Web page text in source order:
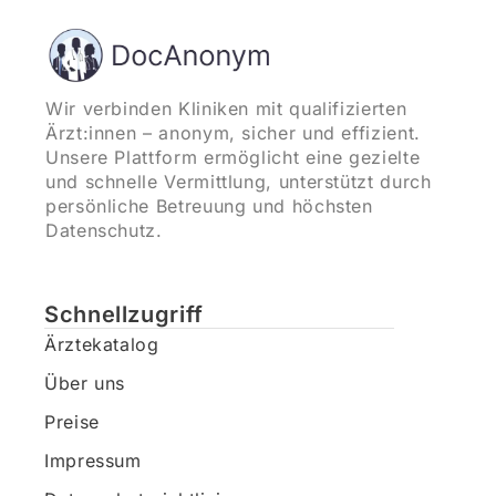
Wir verbinden Kliniken mit qualifizierten
Ärzt:innen – anonym, sicher und effizient.
Unsere Plattform ermöglicht eine gezielte
und schnelle Vermittlung, unterstützt durch
persönliche Betreuung und höchsten
Datenschutz.
Schnellzugriff
Ärztekatalog
Über uns
Preise
Impressum